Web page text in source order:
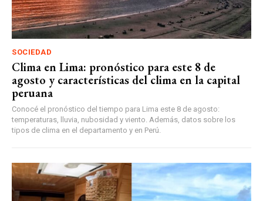
SOCIEDAD
Clima en Lima: pronóstico para este 8 de
agosto y características del clima en la capital
peruana
Conocé el pronóstico del tiempo para Lima este 8 de agosto:
temperaturas, lluvia, nubosidad y viento. Además, datos sobre los
tipos de clima en el departamento y en Perú.